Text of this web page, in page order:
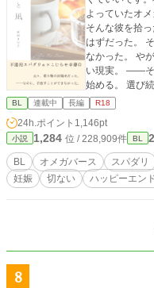
よっていたオ
そんな彼を拾
はずだった。 それでも、怯えながら生きる凪から目を逸らせ
なかった。 やがて明らかになる過去と、選ばなければならな
い現実。 ――そ
始める
BL 連載中 長編 R18
24h.ポイント 1,146pt
小説 1,284 位 / 228,909件 BL
BL オメガバース スパダリ
妊娠
切ない ハッピーエン
8